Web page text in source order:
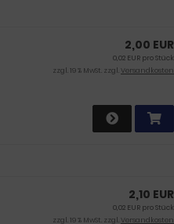
2,00 EUR
0,02 EUR pro Stück
zzgl. 19 % MwSt. zzgl.Versandkosten
2,10 EUR
0,02 EUR pro Stück
zzgl. 19 % MwSt. zzgl.Versandkosten